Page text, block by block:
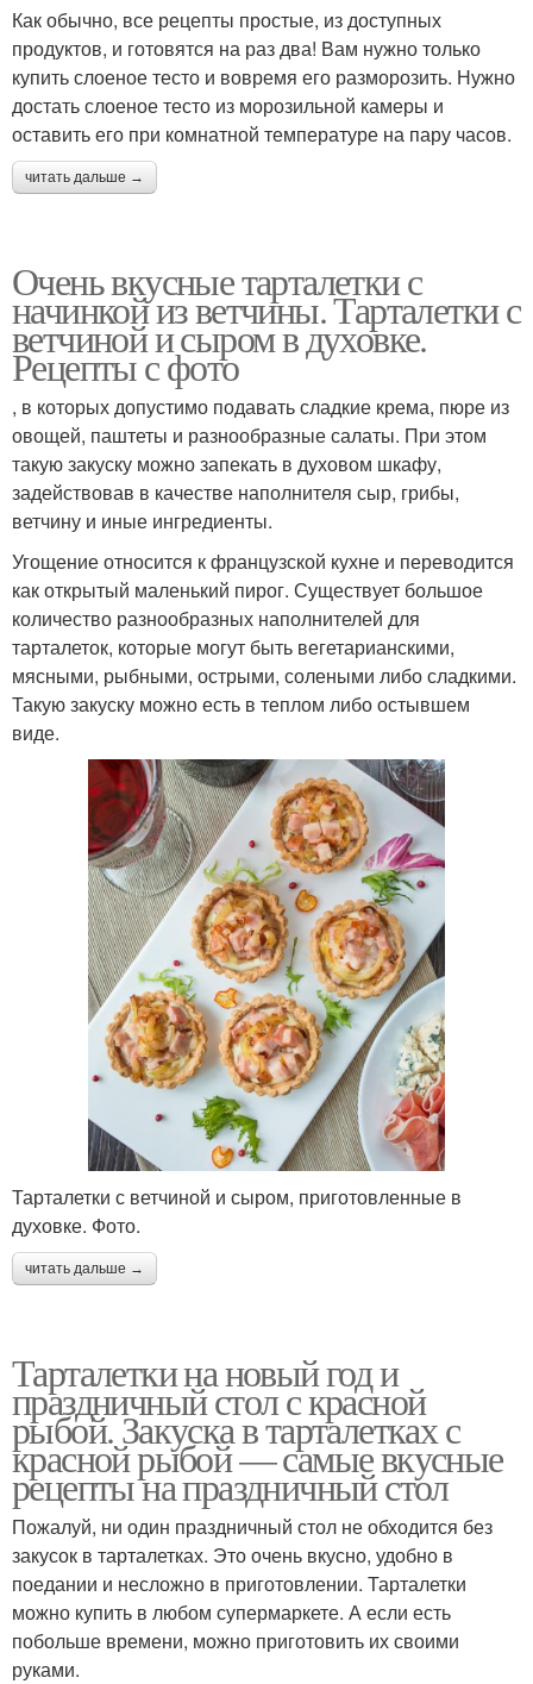
Как обычно, все рецепты простые, из доступных
продуктов, и готовятся на раз два! Вам нужно только
купить слоеное тесто и вовремя его разморозить. Нужно
достать слоеное тесто из морозильной камеры и
оставить его при комнатной температуре на пару часов.
читать дальше →
Очень вкусные тарталетки с
начинкой из ветчины. Тарталетки с
ветчиной и сыром в духовке.
Рецепты с фото
, в которых допустимо подавать сладкие крема, пюре из
овощей, паштеты и разнообразные салаты. При этом
такую закуску можно запекать в духовом шкафу,
задействовав в качестве наполнителя сыр, грибы,
ветчину и иные ингредиенты.
Угощение относится к французской кухне и переводится
как открытый маленький пирог. Существует большое
количество разнообразных наполнителей для
тарталеток, которые могут быть вегетарианскими,
мясными, рыбными, острыми, солеными либо сладкими.
Такую закуску можно есть в теплом либо остывшем
виде.
Тарталетки с ветчиной и сыром, приготовленные в
духовке. Фото.
читать дальше →
Тарталетки на новый год и
праздничный стол с красной
рыбой. Закуска в тарталетках с
красной рыбой — самые вкусные
рецепты на праздничный стол
Пожалуй, ни один праздничный стол не обходится без
закусок в тарталетках. Это очень вкусно, удобно в
поедании и несложно в приготовлении. Тарталетки
можно купить в любом супермаркете. А если есть
побольше времени, можно приготовить их своими
руками.